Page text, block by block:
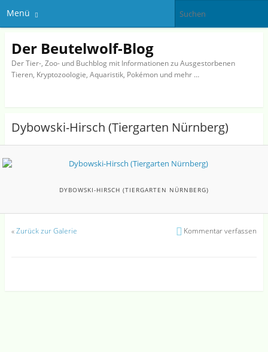
Menü
Der Beutelwolf-Blog
Der Tier-, Zoo- und Buchblog mit Informationen zu Ausgestorbenen
Tieren, Kryptozoologie, Aquaristik, Pokémon und mehr …
Dybowski-Hirsch (Tiergarten Nürnberg)
DYBOWSKI-HIRSCH (TIERGARTEN NÜRNBERG)
«Zurück zur Galerie Kommentar verfassen